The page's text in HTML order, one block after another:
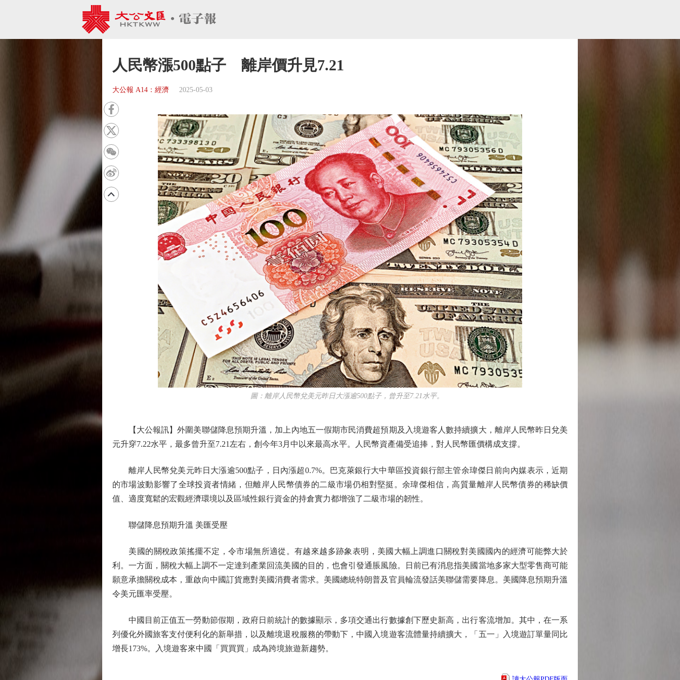
人民幣漲500點子 離岸價升見7.21
大公報 A14：經濟 2025-05-03
圖：離岸人民幣兌美元昨日大漲逾500點子，曾升至7.21水平。
【大公報訊】外圍美聯儲降息預期升溫，加上內地五一假期市民消費超預期及入境遊客人數持續擴大，離岸人民幣昨日兌美
元升穿7.22水平，最多曾升至7.21左右，創今年3月中以來最高水平。人民幣資產備受追捧，對人民幣匯價構成支撐。
離岸人民幣兌美元昨日大漲逾500點子，日內漲超0.7%。巴克萊銀行大中華區投資銀行部主管余瑋傑日前向內媒表示，近期
的市場波動影響了全球投資者情緒，但離岸人民幣債券的二級市場仍相對堅挺。余瑋傑相信，高質量離岸人民幣債券的稀缺價
值、適度寬鬆的宏觀經濟環境以及區域性銀行資金的持倉實力都增強了二級市場的韌性。
聯儲降息預期升溫 美匯受壓
美國的關稅政策搖擺不定，令市場無所適從。有越來越多跡象表明，美國大幅上調進口關稅對美國國內的經濟可能弊大於
利。一方面，關稅大幅上調不一定達到產業回流美國的目的，也會引發通脹風險。日前已有消息指美國當地多家大型零售商可能
願意承擔關稅成本，重啟向中國訂貨應對美國消費者需求。美國總統特朗普及官員輪流發話美聯儲需要降息。美國降息預期升溫
令美元匯率受壓。
中國目前正值五一勞動節假期，政府日前統計的數據顯示，多項交通出行數據創下歷史新高，出行客流增加。其中，在一系
列優化外國旅客支付便利化的新舉措，以及離境退稅服務的帶動下，中國入境遊客流體量持續擴大，「五一」入境遊訂單量同比
增長173%。入境遊客來中國「買買買」成為跨境旅遊新趨勢。